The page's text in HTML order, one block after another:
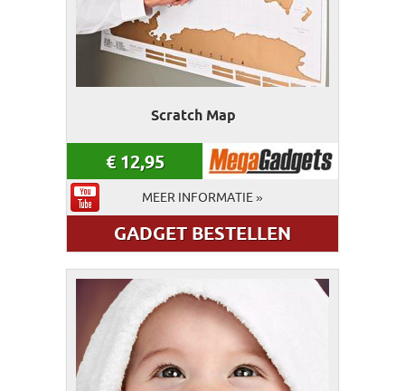
Scratch Map
€ 12,95
MEER INFORMATIE »
GADGET BESTELLEN